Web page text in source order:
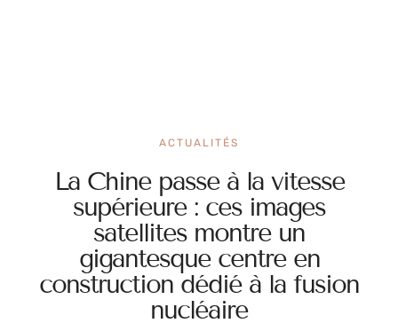
ACTUALITÉS
La Chine passe à la vitesse
supérieure : ces images
satellites montre un
gigantesque centre en
construction dédié à la fusion
nucléaire